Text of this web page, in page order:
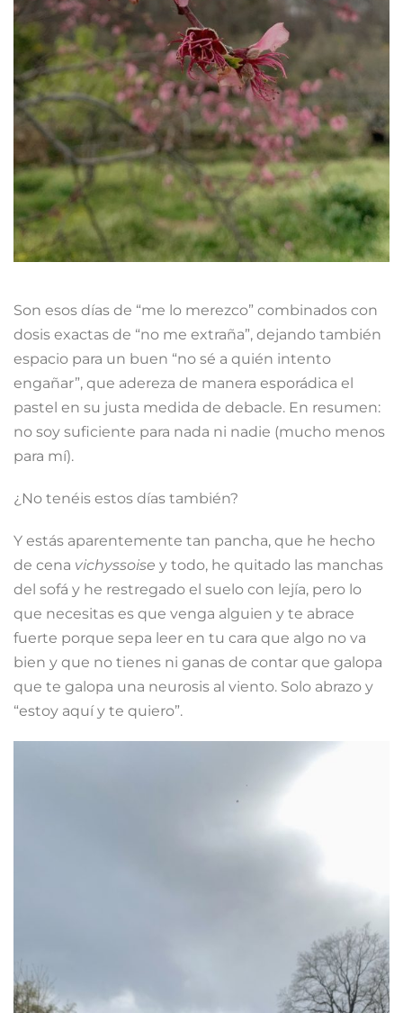
Son esos días de “me lo merezco” combinados con
dosis exactas de “no me extraña”, dejando también
espacio para un buen “no sé a quién intento
engañar”, que adereza de manera esporádica el
pastel en su justa medida de debacle. En resumen:
no soy suficiente para nada ni nadie (mucho menos
para mí).
¿No tenéis estos días también?
Y estás aparentemente tan pancha, que he hecho
de cena vichyssoise y todo, he quitado las manchas
del sofá y he restregado el suelo con lejía, pero lo
que necesitas es que venga alguien y te abrace
fuerte porque sepa leer en tu cara que algo no va
bien y que no tienes ni ganas de contar que galopa
que te galopa una neurosis al viento. Solo abrazo y
“estoy aquí y te quiero”.